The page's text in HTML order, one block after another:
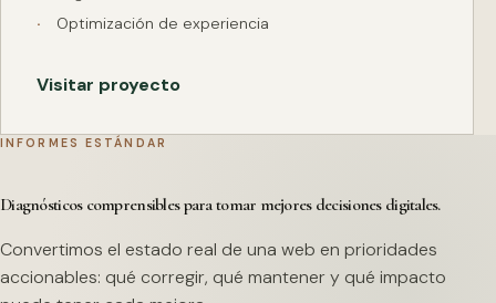
Optimización de experiencia
Visitar proyecto
INFORMES ESTÁNDAR
Diagnósticos comprensibles para tomar mejores decisiones digitales.
Convertimos el estado real de una web en prioridades
accionables: qué corregir, qué mantener y qué impacto